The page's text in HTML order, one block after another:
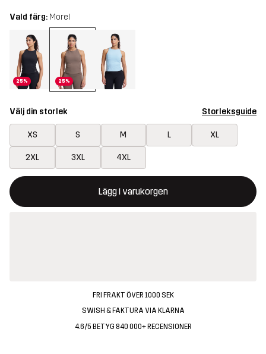
Vald färg: Morel
25% 25%
Välj din storlek Storleksguide
XS S M L XL
2XL 3XL 4XL
Lägg i varukorgen
Denna knapp kommer att öppna en modal som bekräftar en ny
{{size}} inte tillgänglig
FRI FRAKT ÖVER 1000 SEK
SWISH & FAKTURA VIA KLARNA
4.6/5 BETYG 840 000+ RECENSIONER